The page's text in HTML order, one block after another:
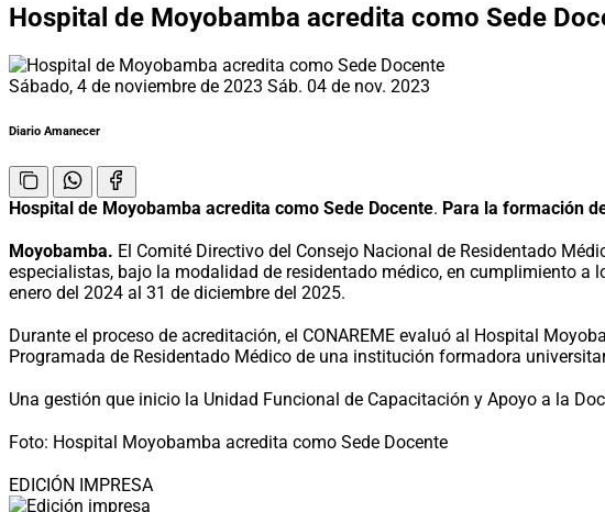
Hospital de Moyobamba acredita como Sede
Sábado, 4 de noviembre de 2023 Sáb. 04 de nov. 2023
Diario Amanecer
Hospital de Moyobamba acredita como Sede Docente. Para la formación
Moyobamba. El Comité Directivo del Consejo Nacional de Residentado
especialistas, bajo la modalidad de residentado médico, en cumplimiento a
enero del 2024 al 31 de diciembre del 2025.
Durante el proceso de acreditación, el CONAREME evaluó al Hospital
Programada de Residentado Médico de una institución formadora
Una gestión que inicio la Unidad Funcional de Capacitación y Apoyo a la
Foto: Hospital Moyobamba acredita como Sede Docente
EDICIÓN IMPRESA